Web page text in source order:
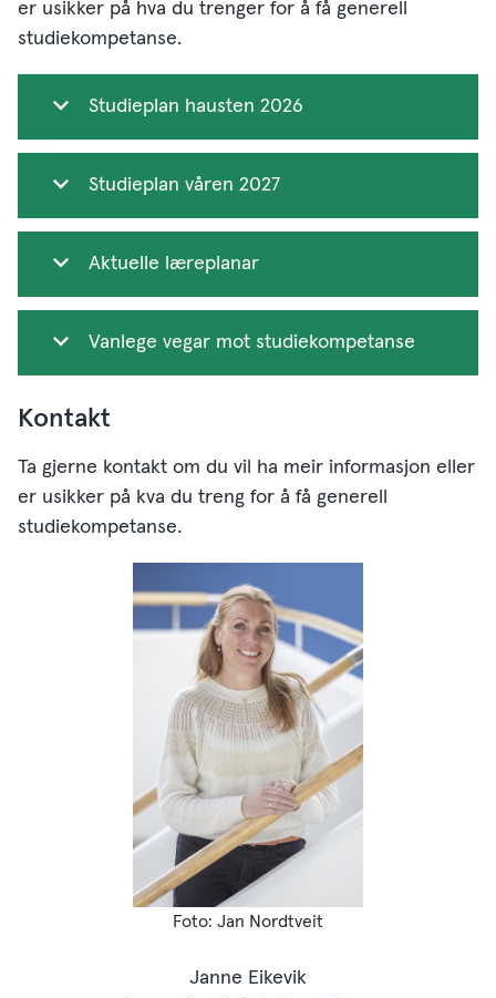
er usikker på hva du trenger for å få generell
studiekompetanse.
Studieplan hausten 2026
Studieplan våren 2027
Aktuelle læreplanar
Vanlege vegar mot studiekompetanse
Kontakt
Ta gjerne kontakt om du vil ha meir informasjon eller
er usikker på kva du treng for å få generell
studiekompetanse.
Jan Nordtveit
Janne Eikevik